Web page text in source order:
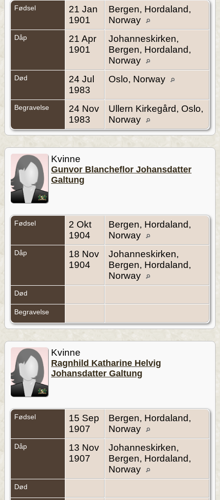
Fødsel
21 Jan
1901
Bergen, Hordaland,
Norway
Dåp
21 Apr
1901
Johanneskirken,
Bergen, Hordaland,
Norway
Død
24 Jul
1983
Oslo, Norway
Begravelse
24 Nov
1983
Ullern Kirkegård, Oslo,
Norway
Kvinne
Gunvor Blancheflor Johansdatter
Galtung
Fødsel
2 Okt
1904
Bergen, Hordaland,
Norway
Dåp
18 Nov
1904
Johanneskirken,
Bergen, Hordaland,
Norway
Død
Begravelse
Kvinne
Ragnhild Katharine Helvig
Johansdatter Galtung
Fødsel
15 Sep
1907
Bergen, Hordaland,
Norway
Dåp
13 Nov
1907
Johanneskirken,
Bergen, Hordaland,
Norway
Død